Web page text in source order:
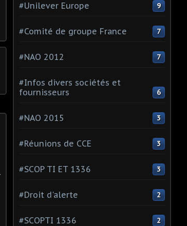
#Unilever Europe 9
#Comité de groupe France 7
#NAO 2012 7
#Infos divers sociétés et
fournisseurs
6
#NAO 2015 3
#Réunions de CCE 3
#SCOP TI ET 1336 3
#Droit d'alerte 2
#SCOPTI 1336 2